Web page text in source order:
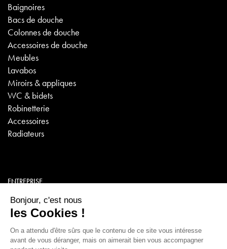
Baignoires
Bacs de douche
Colonnes de douche
Accessoires de douche
Meubles
Lavabos
Miroirs & appliques
WC & bidets
Robinetterie
Accessoires
Radiateurs
ENTREPRISE
A propos
FAQ
Emplois